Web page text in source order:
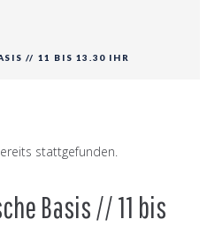
// 11 BIS 13.30 IHR
stattgefunden.
Basis // 11 bis